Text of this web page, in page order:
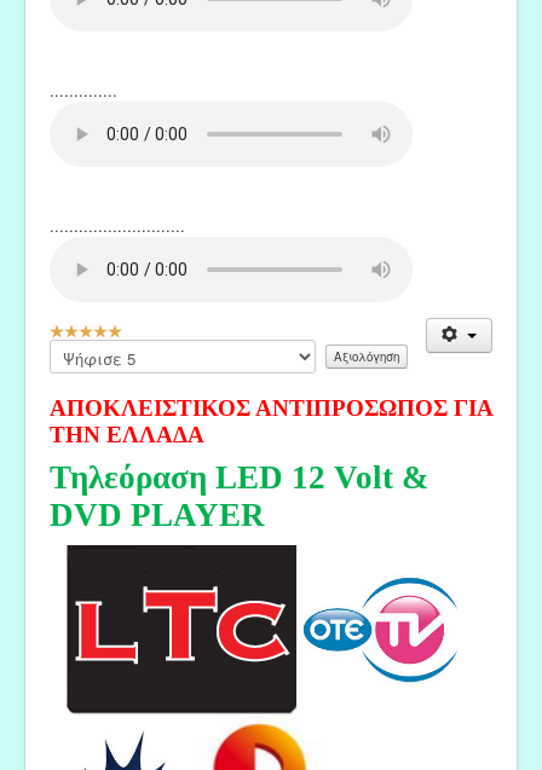
..............
............................
Αξιολόγηση
Χρήστη:5 /
Παρακαλώ
αξιολογήστε
ΑΠΟΚΛΕΙΣΤΙΚΟΣ ΑΝΤΙΠΡΟΣΩΠΟΣ ΓΙΑ
ΤΗΝ ΕΛΛΑΔΑ
Τηλεόραση LED 12 Volt &
DVD PLAYER